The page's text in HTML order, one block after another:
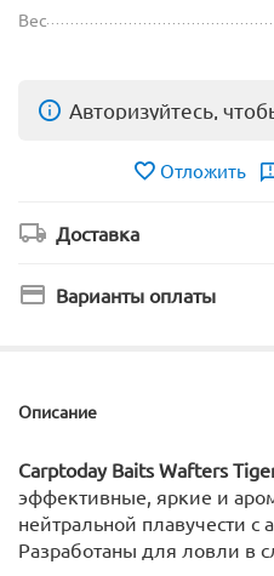
Вес
Авторизуйтесь,
Отложить
Доставка
Варианты оплаты
Описание
Carptoday Baits Wafters
эффективные, яркие и
нейтральной плавучести c
Разработаны для ловли в